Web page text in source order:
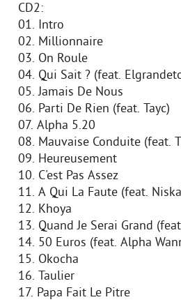
CD2:
01. Intro
02. Millionnaire
03. On Roule
04. Qui Sait ? (feat.
05. Jamais De Nous
06. Parti De Rien (feat. Tayc)
07. Alpha 5.20
08. Mauvaise Conduite (feat.
09. Heureusement
10. C'est Pas Assez
11. A Qui La Faute (feat.
12. Khoya
13. Quand Je Serai Grand
14. 50 Euros (feat. Alpha
15. Okocha
16. Taulier
17. Papa Fait Le Pitre